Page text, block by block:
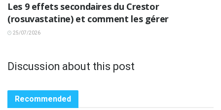
Les 9 effets secondaires du Crestor
(rosuvastatine) et comment les gérer
25/07/2026
Discussion about this post
Recommended